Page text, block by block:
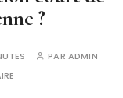
?
PAR ADMIN